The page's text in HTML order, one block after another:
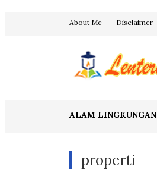
About Me Disclaimer
ALAM LINGKUNGAN
properti